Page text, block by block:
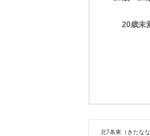
北7条東（きたな